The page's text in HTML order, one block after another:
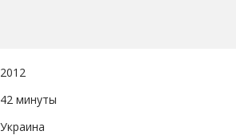
2012
42 минуты
Украина